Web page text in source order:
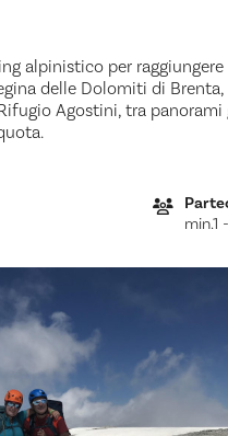
alpinistico per raggiungere
delle Dolomiti di
Agostini, tra panorami
min.1